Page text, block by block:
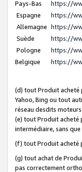
Pays-Bas
https://
Espagne
https://
Allemagne https://
Suède
https://
Pologne
https://
Belgique
https://
(d) tout Produit acheté
Yahoo, Bing ou tout
réseau desdits
(e) tout Produit acheté
intermédiaire, sans
(f) tout Produit acheté
(g) tout achat de
pas correctement